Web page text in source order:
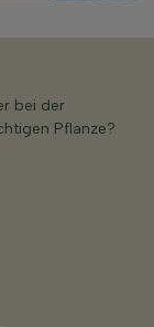
bei der
Pflanze?